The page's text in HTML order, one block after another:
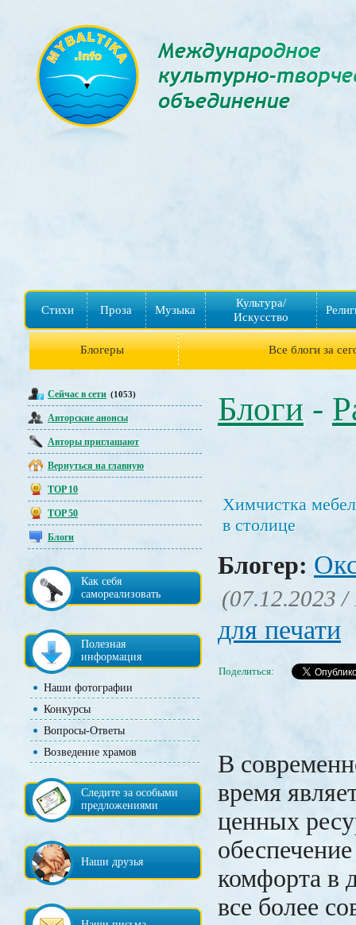
Стихи Проза Музыка
Культура/
Искусство
Блогеры Все блоги за
Сейчас в сети (1053)
Авторские анонсы
Авторы приглашают
Вернуться на главную
TOP 10
TOP 50
Блоги
Как себя
самореализовать
Полезная
информация
Наши фотографии
Конкурсы
Вопросы-Ответы
Возведение храмов
Следите за особыми
предложениями
Наши друзья
Блоги -
Химчистка
в столице
Блогер:
(07.12.2023 /
для печати
Поделиться:
В
время
ценных
комфорта в
все более